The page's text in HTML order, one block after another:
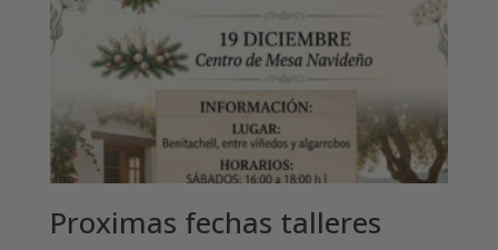
Proximas fechas talleres